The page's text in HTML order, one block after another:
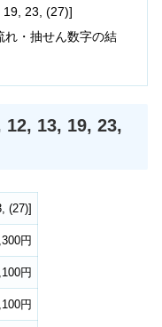
19, 23, (27)]
れ・抽せん数字の結
12, 13, 19, 23,
, (27)]
円
円
円